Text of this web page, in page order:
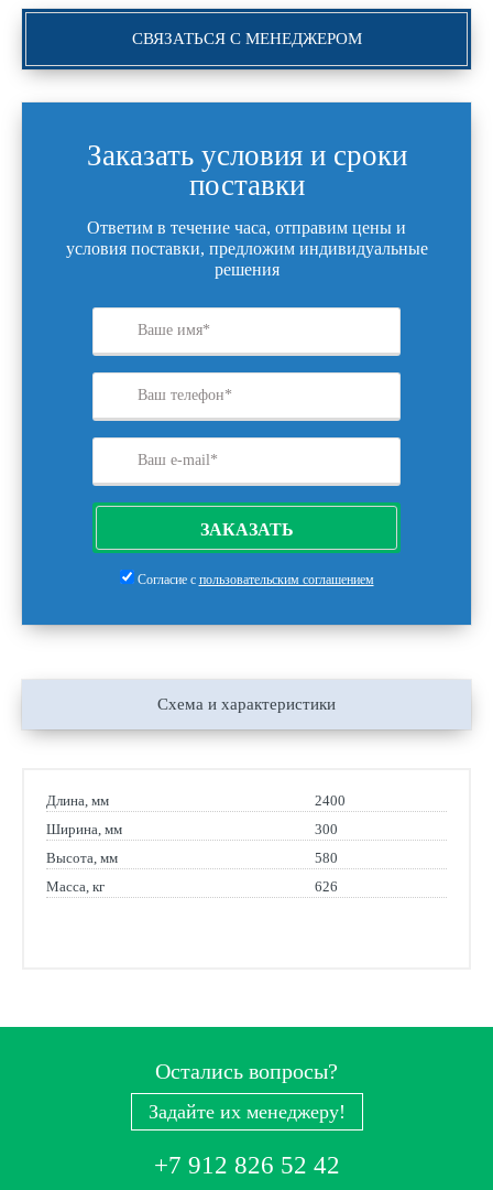
СВЯЗАТЬСЯ С МЕНЕДЖЕРОМ
Заказать условия и сроки
поставки
Ответим в течение часа, отправим цены и
условия поставки, предложим индивидуальные
решения
ЗАКАЗАТЬ
Согласие с пользовательским соглашением
Схема и характеристики
Длина, мм
2400
Ширина, мм
300
Высота, мм
580
Масса, кг
626
Остались вопросы?
Задайте их менеджеру!
+7 912 826 52 42